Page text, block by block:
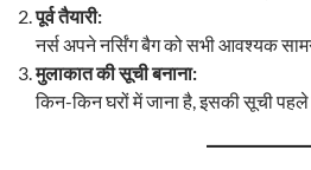
पूर्व तैयारी:
नर्स अपने नर्सिंग बैग को सभी आवश्यक
मुलाकात की सूची बनाना:
किन-किन घरों में जाना है, इसकी सूची पहले